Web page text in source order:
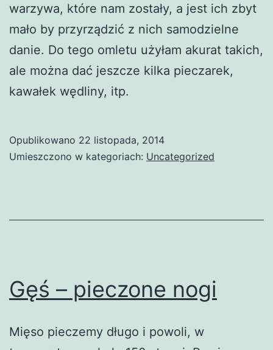
warzywa, które nam zostały, a jest ich zbyt
mało by przyrządzić z nich samodzielne
danie. Do tego omletu użyłam akurat takich,
ale można dać jeszcze kilka pieczarek,
kawałek wędliny, itp.
Opublikowano 22 listopada, 2014
Umieszczono w kategoriach: Uncategorized
Gęś – pieczone nogi
Mięso pieczemy długo i powoli, w